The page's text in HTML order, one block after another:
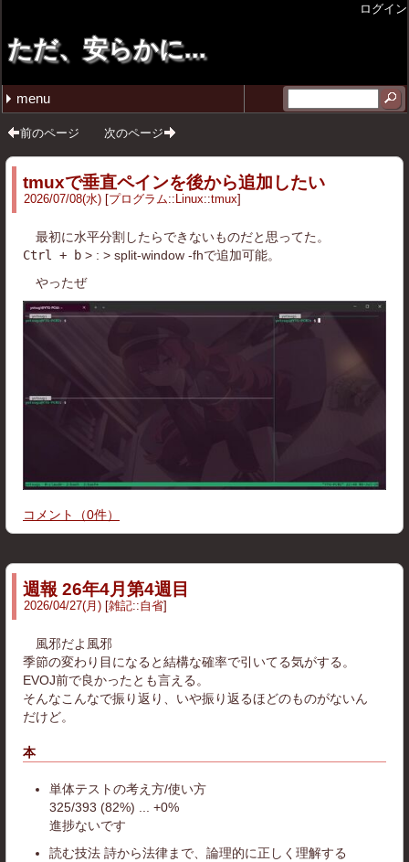
ログイン
ただ、安らかに...
menu
最近の記事
tmuxで垂直ペインを後から追加したい
週報 26年4月第4週目
週報 26年4月第3週目
週報 26年4月第2週目
週報 26年3月第4週目
月別の記事リスト
2026年 (20)
2026年07月 (1)
2026年04月 (3)
2026年03月 (6)
2026年02月 (2)
2026年01月 (8)
2025年 (27)
2025年12月 (5)
2025年11月 (2)
2025年10月 (3)
2025年09月 (3)
2025年08月 (5)
2025年03月 (2)
2025年02月 (4)
2025年01月 (3)
2024年 (12)
2024年12月 (8)
2024年11月 (2)
2024年08月 (1)
2024年02月 (1)
2023年 (1)
2023年12月 (1)
2022年 (2)
2022年11月 (1)
2022年10月 (1)
2020年 (1)
2020年12月 (1)
タグ雑記 (42)
自省 (12)
プログラム (12)
C++ (5)
11 (5)
VirtualBox (1)
Linux (2)
tmux (1)
ゲーム (5)
スマブラSP (1)
スプラトゥーン3 (1)
ストリートファイター6 (3)
コミックマーケット (4)
その他 (2)
仕事 (1)
ガジェット (3)
ソフトウェア (2)
GIT (2)
無印良品 (1)
イラスト (4)
ポエム (1)
圏論 (1)
音楽 (1)
前のページ 次のページ
tmuxで垂直ペインを後から追加したい
2026/07/08(水) プログラム:: Linux::tmux
最初に水平分割したらできないものだと思ってた。
Ctrl + b > : > split-window -fhで追加可能。
やったぜ
コメント （0件）
週報 26年4月第4週目
2026/04/27(月) 雑記::自省
風邪だよ風邪
季節の変わり目になると結構な確率で引いてる気がする。
EVOJ前で良かったとも言える。
そんなこんなで振り返り、いや振り返るほどのものがないん
だけど。
本
単体テストの考え方/使い方
325/393 (82%) ... +0%
進捗ないです
読む技法 詩から法律まで、論理的に正しく理解する